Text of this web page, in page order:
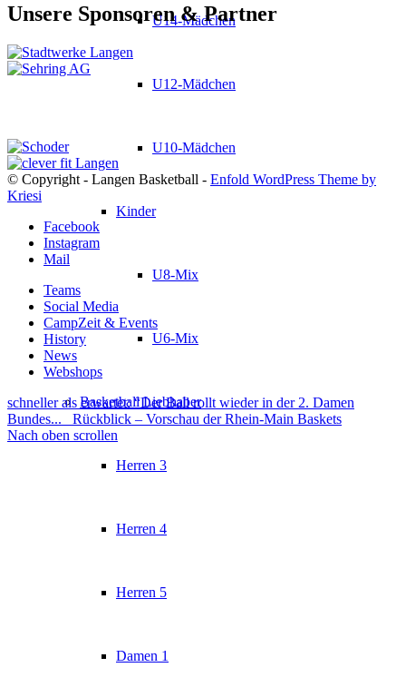
U14-Mädchen
U12-Mädchen
U10-Mädchen
Kinder
U8-Mix
U6-Mix
Basketball Liebhaber
Herren 3
Herren 4
Herren 5
Damen 1
Unsere Sponsoren & Partner
© Copyright - Langen Basketball - Enfold WordPress Theme by
Kriesi
Facebook
Instagram
Mail
Teams
Social Media
CampZeit & Events
History
News
Webshops
schneller als erwartet: “Der Ball rollt wieder in der 2. Damen
Bundes...
Rückblick – Vorschau der Rhein-Main Baskets
Nach oben scrollen